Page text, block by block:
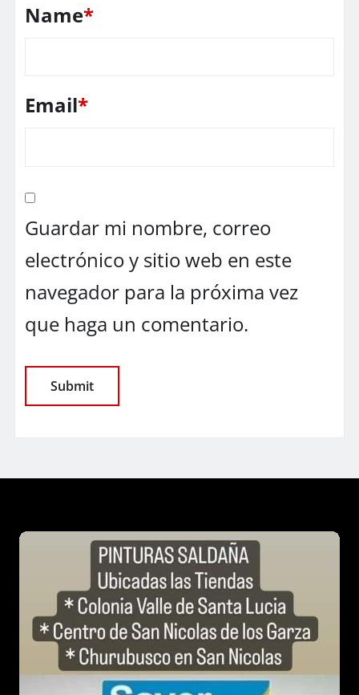
Name*
Email*
Guardar mi nombre, correo
electrónico y sitio web en este
navegador para la próxima vez
que haga un comentario.